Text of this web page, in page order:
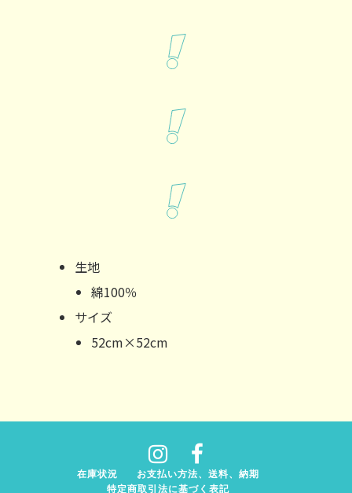
生地
綿100％
サイズ
52cm×52cm
在庫状況
お支払い方法、送料、納期
特定商取引法に基づく表記